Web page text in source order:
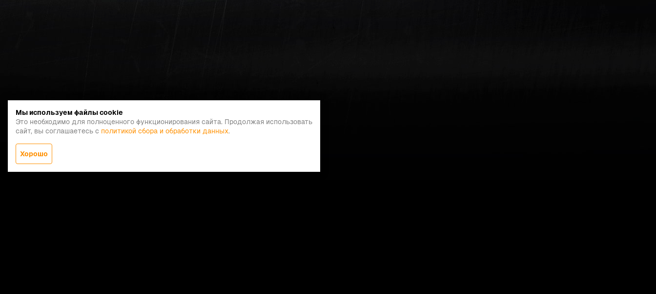
Мы используем файлы cookie
Это необходимо для полноценного функционирования сайта. Продолжая использовать
сайт, вы соглашаетесь с политикой сбора и обработки данных.
Хорошо